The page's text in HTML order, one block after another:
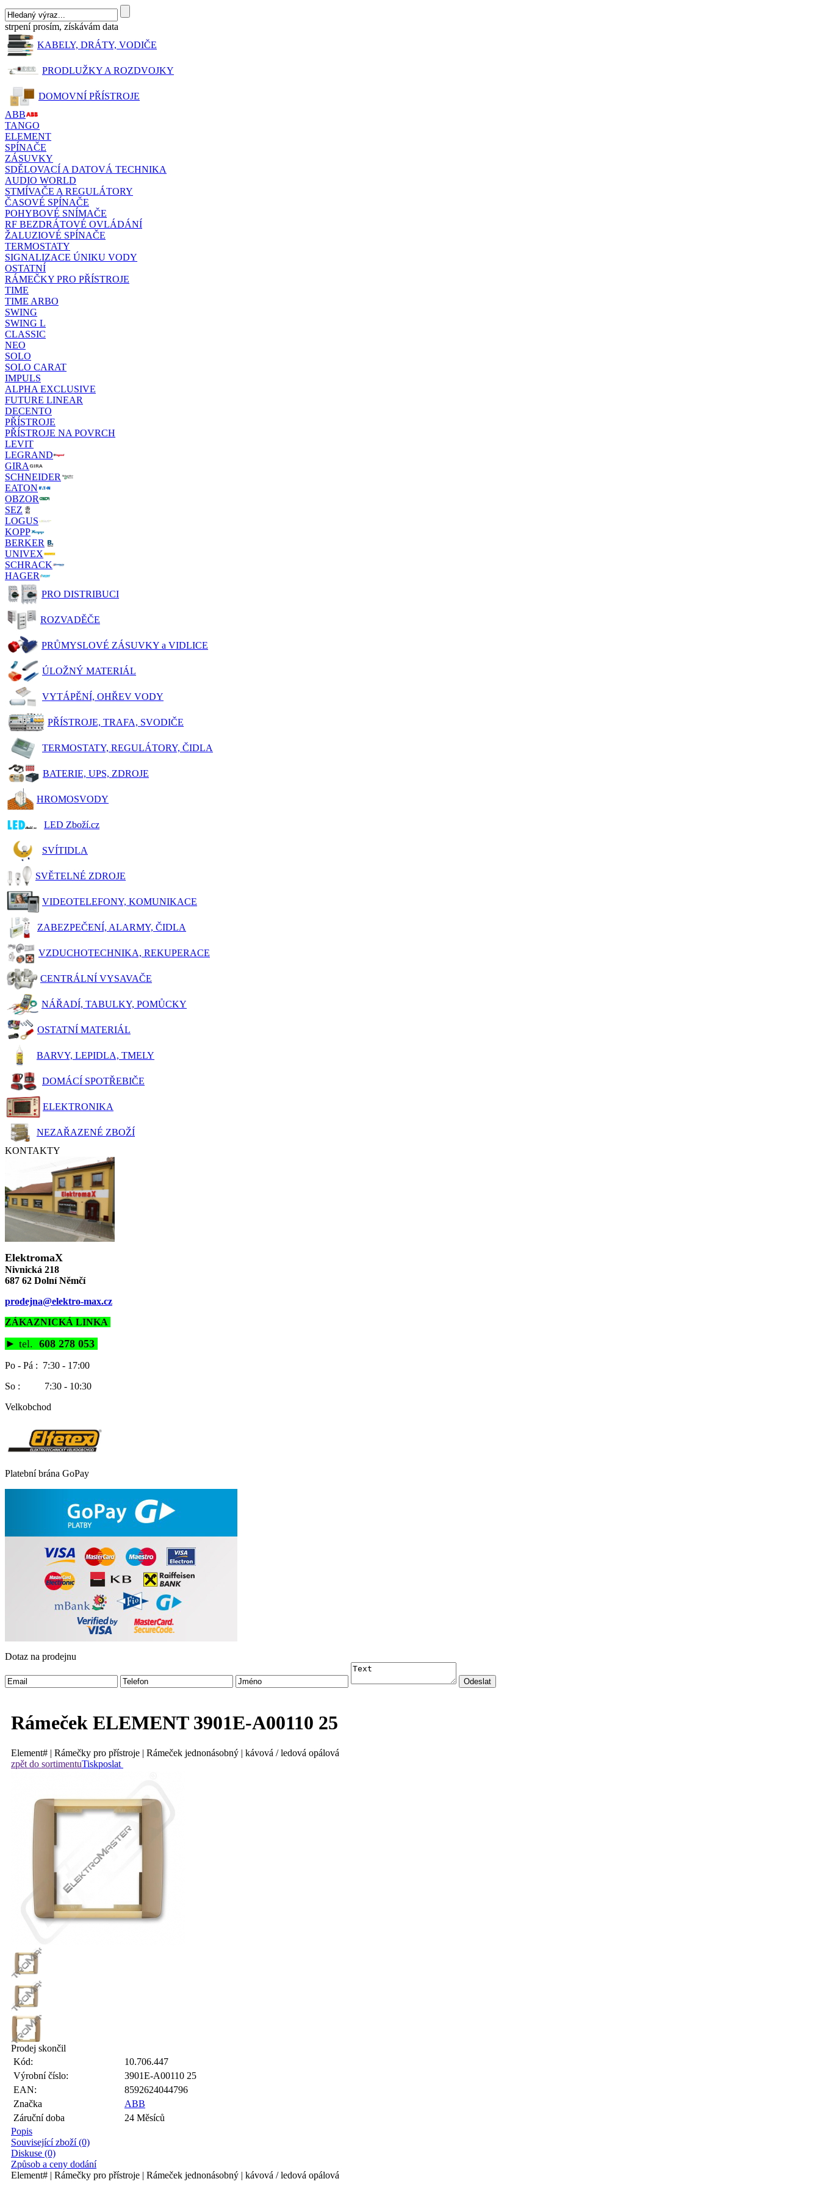
strpení prosím, získávám data
KABELY, DRÁTY, VODIČE
PRODLUŽKY A ROZDVOJKY
DOMOVNÍ PŘÍSTROJE
ABB
TANGO
ELEMENT
SPÍNAČE
ZÁSUVKY
SDĚLOVACÍ A DATOVÁ TECHNIKA
AUDIO WORLD
STMÍVAČE A REGULÁTORY
ČASOVÉ SPÍNAČE
POHYBOVÉ SNÍMAČE
RF BEZDRÁTOVÉ OVLÁDÁNÍ
ŽALUZIOVÉ SPÍNAČE
TERMOSTATY
SIGNALIZACE ÚNIKU VODY
OSTATNÍ
RÁMEČKY PRO PŘÍSTROJE
TIME
TIME ARBO
SWING
SWING L
CLASSIC
NEO
SOLO
SOLO CARAT
IMPULS
ALPHA EXCLUSIVE
FUTURE LINEAR
DECENTO
PŘÍSTROJE
PŘÍSTROJE NA POVRCH
LEVIT
LEGRAND
GIRA
SCHNEIDER
EATON
OBZOR
SEZ
LOGUS
KOPP
BERKER
UNIVEX
SCHRACK
HAGER
PRO DISTRIBUCI
ROZVADĚČE
PRŮMYSLOVÉ ZÁSUVKY a VIDLICE
ÚLOŽNÝ MATERIÁL
VYTÁPĚNÍ, OHŘEV VODY
PŘÍSTROJE, TRAFA, SVODIČE
TERMOSTATY, REGULÁTORY, ČIDLA
BATERIE, UPS, ZDROJE
HROMOSVODY
LED Zboží.cz
SVÍTIDLA
SVĚTELNÉ ZDROJE
VIDEOTELEFONY, KOMUNIKACE
ZABEZPEČENÍ, ALARMY, ČIDLA
VZDUCHOTECHNIKA, REKUPERACE
CENTRÁLNÍ VYSAVAČE
NÁŘADÍ, TABULKY, POMŮCKY
OSTATNÍ MATERIÁL
BARVY, LEPIDLA, TMELY
DOMÁCÍ SPOTŘEBIČE
ELEKTRONIKA
NEZAŘAZENÉ ZBOŽÍ
KONTAKTY
ElektromaX
Nivnická 218
687 62 Dolní Němčí
prodejna@elektro-max.cz
ZÁKAZNICKÁ LINKA
► tel. 608 278 053
Po - Pá : 7:30 - 17:00
So : 7:30 - 10:30
Velkobchod
Platební brána GoPay
Dotaz na prodejnu
Rámeček ELEMENT 3901E-A00110 25
Element# | Rámečky pro přístroje | Rámeček jednonásobný | kávová / ledová opálová
zpět do sortimentuTiskposlat
Prodej skončil
Kód:
10.706.447
Výrobní číslo:
3901E-A00110 25
EAN:
8592624044796
Značka
ABB
Záruční doba
24 Měsíců
Popis
Související zboží (0)
Diskuse (0)
Způsob a ceny dodání
Element# | Rámečky pro přístroje | Rámeček jednonásobný | kávová / ledová opálová